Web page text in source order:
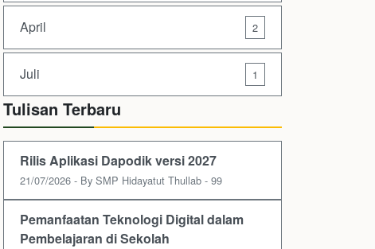
April 2
Juli 1
Tulisan Terbaru
Rilis Aplikasi Dapodik versi 2027
21/07/2026 - By SMP Hidayatut Thullab - 99
Pemanfaatan Teknologi Digital dalam
Pembelajaran di Sekolah